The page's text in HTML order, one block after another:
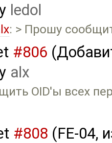
ledol
: > Прошу
#806
alx
OID'ы всех
#808 (FE-04,